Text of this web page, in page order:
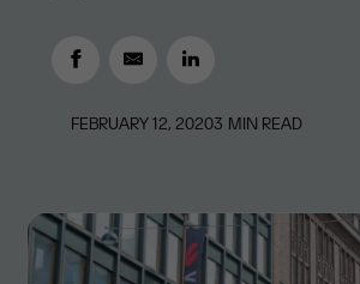
FEBRUARY 12, 20203 MIN READ